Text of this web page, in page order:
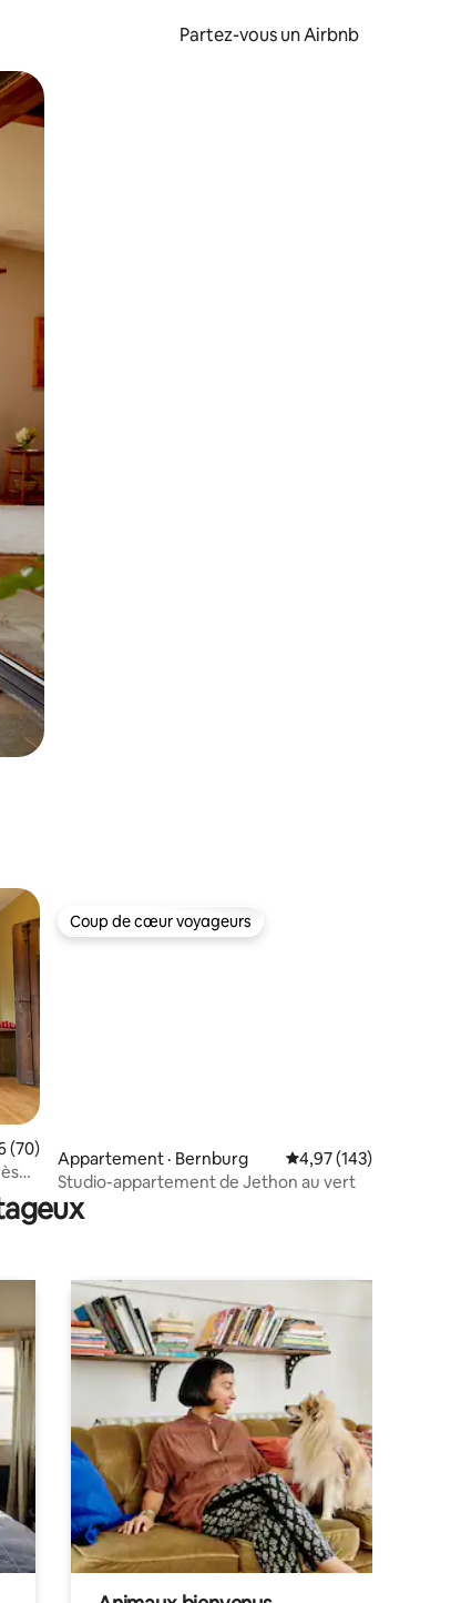
Partez-vous un Airbnb
faisant glisser.
de 4,96 sur 5, 70 commentaires
(70)
Coup de cœur voyageurs
Coup de cœur voyageurs
Appartement · Bernburg Note moyenne de
4,97 (143)
Studio-appartement de Jethon au vert